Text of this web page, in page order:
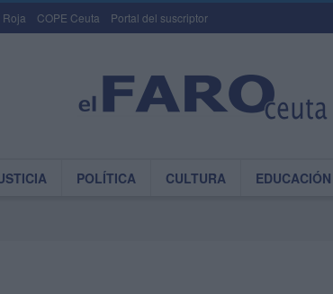
Roja COPE Ceuta Portal del suscriptor
POLÍTICA CULTURA EDUCACIÓN